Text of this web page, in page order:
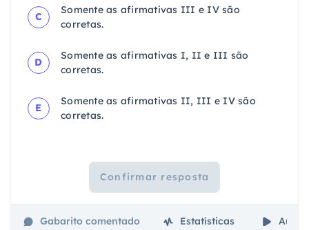
C
Somente as afirmativas III e IV são
corretas.
D
Somente as afirmativas I, II e III são
corretas.
E
Somente as afirmativas II, III e IV são
corretas.
Confirmar resposta
Gabarito comentado Estatísticas Aulas